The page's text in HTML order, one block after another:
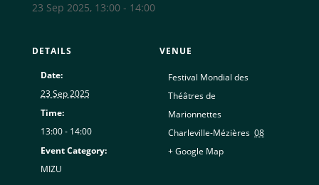
23 Sep 2025, 13:00- 14:00
DETAILS
Date:
23 Sep 2025
Time:
13:00 - 14:00
Event Category:
MIZU
VENUE
Festival Mondial des
Théâtres de
Marionnettes
Charleville-Mézières 08
+ Google Map